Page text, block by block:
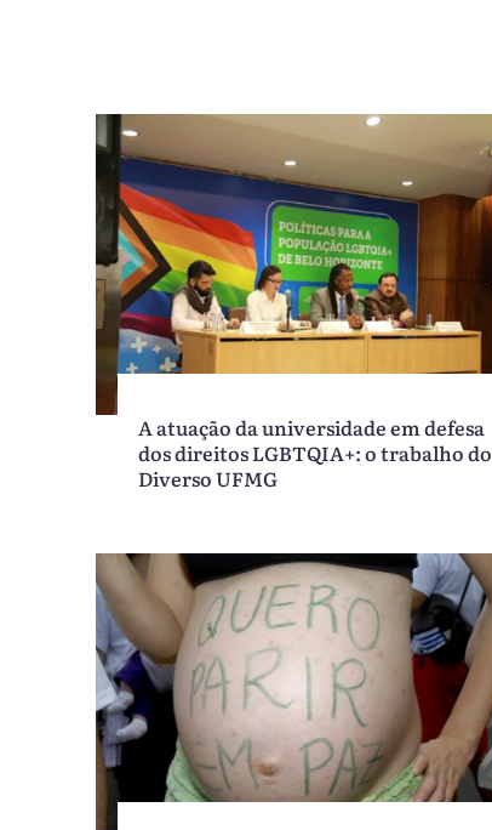
A atuação da universidade em defesa
dos direitos LGBTQIA+: o trabalho do
Diverso UFMG